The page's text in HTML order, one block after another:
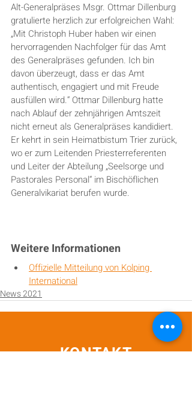
Alt-Generalpräses Msgr. Ottmar Dillenburg
gratulierte herzlich zur erfolgreichen Wahl:
„Mit Christoph Huber haben wir einen
hervorragenden Nachfolger für das Amt
des Generalpräses gefunden. Ich bin
davon überzeugt, dass er das Amt
authentisch, engagiert und mit Freude
ausfüllen wird.“ Ottmar Dillenburg hatte
nach Ablauf der zehnjährigen Amtszeit
nicht erneut als Generalpräses kandidiert.
Er kehrt in sein Heimatbistum Trier zurück,
wo er zum Leitenden Priesterreferenten
und Leiter der Abteilung „Seelsorge und
Pastorales Personal“ im Bischöflichen
Generalvikariat berufen wurde.
Weitere Informationen
Offizielle Mitteilung von Kolping
International
News 2021
KONTAKT